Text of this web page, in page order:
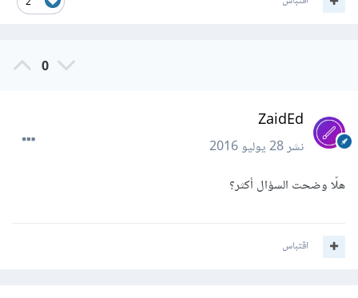
0
ZaidEd
نشر28 يوليو 2016
هلّا وضحت السؤال أكثر؟
اقتباس